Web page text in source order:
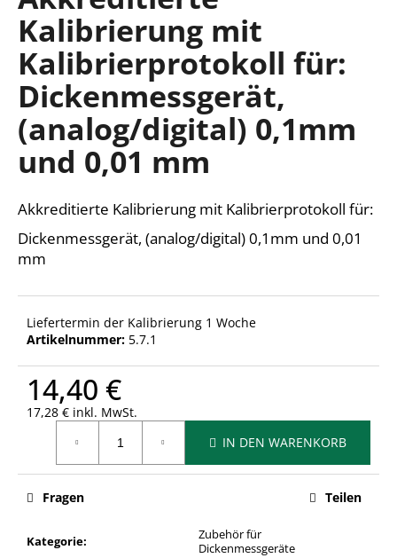
0,0
von
5
Sternen.
Kalibrierung mit
Kalibrierprotokoll für:
Dickenmessgerät,
(analog/digital) 0,1mm
und 0,01 mm
Akkreditierte Kalibrierung mit Kalibrierprotokoll für:
Dickenmessgerät, (analog/digital) 0,1mm und 0,01
mm
Liefertermin der Kalibrierung 1 Woche
Artikelnummer: 5.7.1
14,40 €
17,28 € inkl. MwSt.
IN DEN WARENKORB
Kategorie:
Zubehör für
Dickenmessgeräte
Fragen Teilen
SUCHEN
W
i
e
p
f
h
e
n